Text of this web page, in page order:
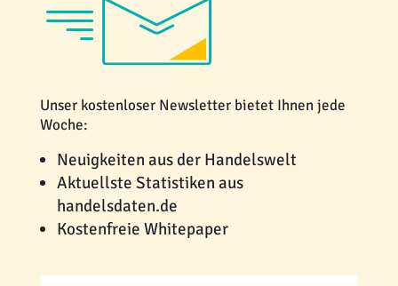
Unser kostenloser Newsletter bietet Ihnen jede
Woche:
Neuigkeiten aus der Handelswelt
Aktuellste Statistiken aus
handelsdaten.de
Kostenfreie Whitepaper